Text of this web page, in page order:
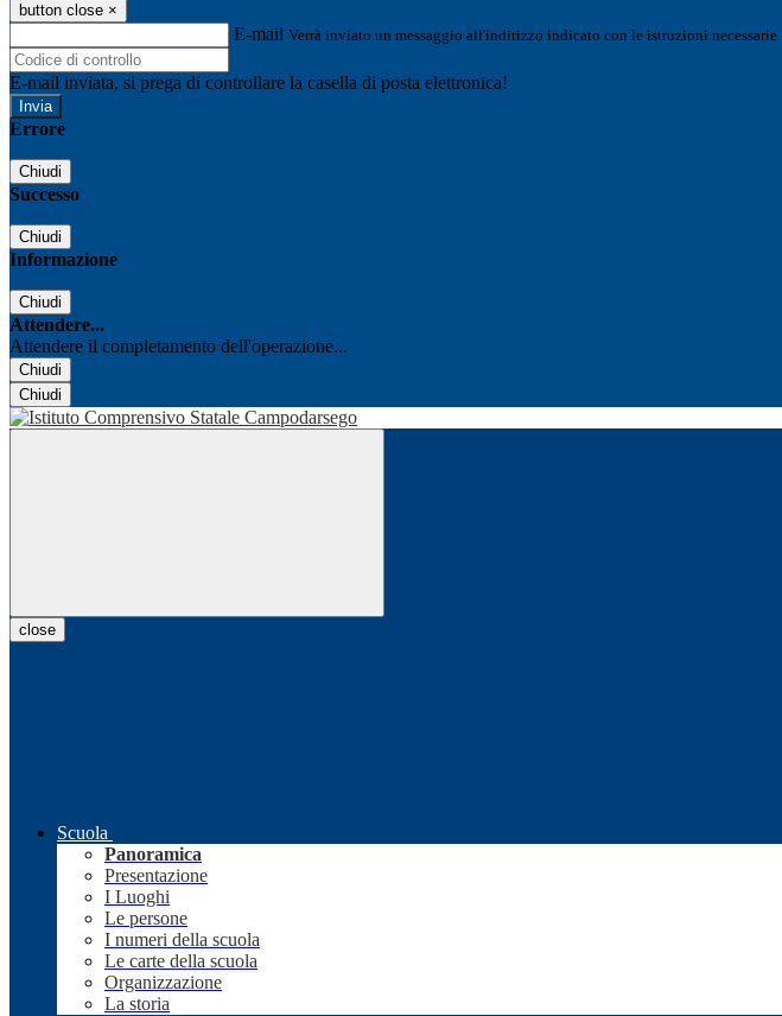
button close ×
E-mail Verrà inviato un messaggio all'indirizzo indicato con le istruzioni necessarie.
E-mail inviata, si prega di controllare la casella di posta elettronica!
Errore
Chiudi
Successo
Chiudi
Informazione
Chiudi
Attendere...
Attendere il completamento dell'operazione...
Chiudi
Chiudi
close
Scuola
Panoramica
Presentazione
I Luoghi
Le persone
I numeri della scuola
Le carte della scuola
Organizzazione
La storia